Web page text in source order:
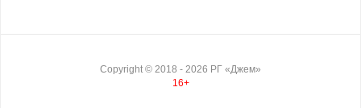
Демонтаж ограждения проходит в рамках грантового
Copyright © 2018 - 2026 РГ «Джем»
16+